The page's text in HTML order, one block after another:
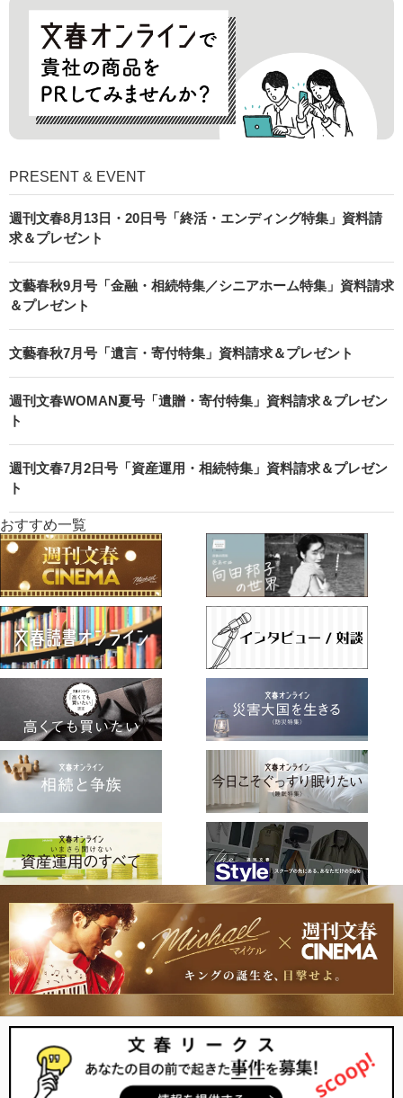
PRESENT & EVENT
週刊文春8月13日・20日号「終活・エンディング特集」資料請
求＆プレゼント
文藝春秋9月号「金融・相続特集／シニアホーム特集」資料請求
＆プレゼント
文藝春秋7月号「遺言・寄付特集」資料請求＆プレゼント
週刊文春WOMAN夏号「遺贈・寄付特集」資料請求＆プレゼン
ト
週刊文春7月2日号「資産運用・相続特集」資料請求＆プレゼン
ト
おすすめ一覧